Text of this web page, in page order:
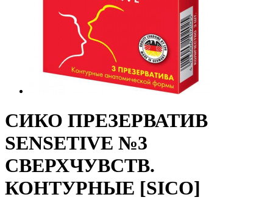
СИКО ПРЕЗЕРВАТИВ
SENSETIVE №3
СВЕРХЧУВСТВ.
КОНТУРНЫЕ [SICO]